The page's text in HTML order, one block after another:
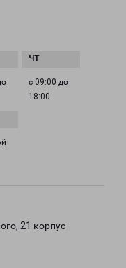
с 09:00 до
18:00
21 корпус